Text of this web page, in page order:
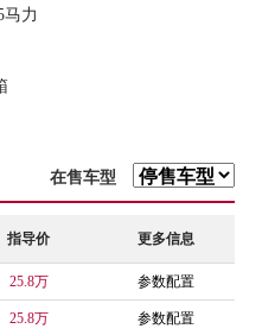
马力
在售车型
指导价 更多信息
25.8万 参数配置
25.8万 参数配置